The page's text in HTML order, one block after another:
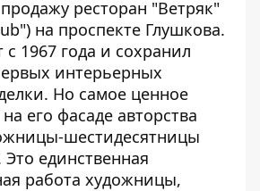
ресторан "Ветряк"
на проспекте Глушкова.
с 1967 года и сохранил
интерьерных
Но самое ценное
его фасаде авторства
шестидесятницы
единственная
работа художницы,